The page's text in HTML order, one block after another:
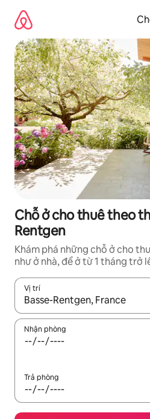
dung
Chỗ ở cho thuê theo
Rentgen
Khám phá những chỗ ở cho
như ở nhà, để ở từ 1 tháng trở
Vị trí
Khi có kết quả, hãy điều hướng
Nhận phòng
Trả phòng